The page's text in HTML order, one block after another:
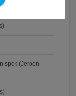
spek (Jeroen